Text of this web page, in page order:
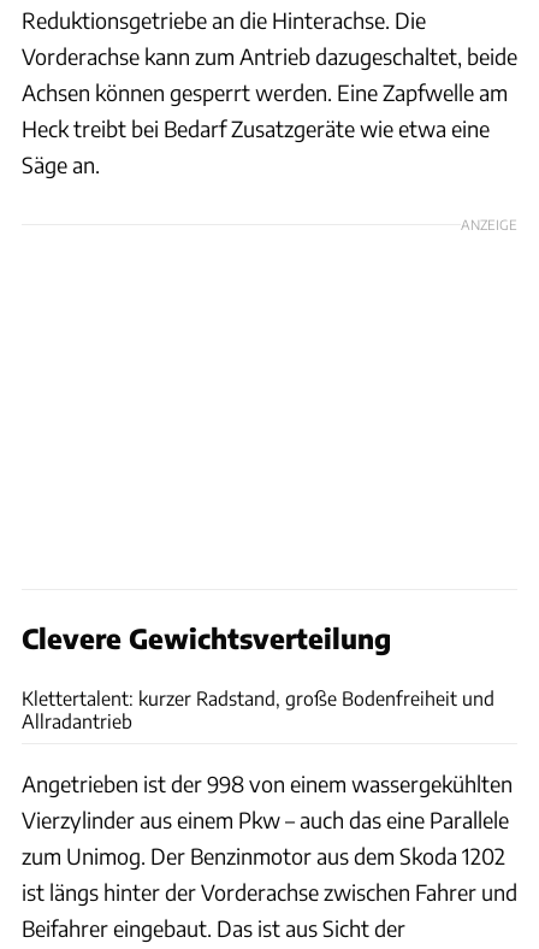
Reduktionsgetriebe an die Hinterachse. Die
Vorderachse kann zum Antrieb dazugeschaltet, beide
Achsen können gesperrt werden. Eine Zapfwelle am
Heck treibt bei Bedarf Zusatzgeräte wie etwa eine
Säge an.
ANZEIGE
Clevere Gewichtsverteilung
Klettertalent: kurzer Radstand, große Bodenfreiheit und
Allradantrieb
Angetrieben ist der 998 von einem wassergekühlten
Vierzylinder aus einem Pkw – auch das eine Parallele
zum Unimog. Der Benzinmotor aus dem Skoda 1202
ist längs hinter der Vorderachse zwischen Fahrer und
Beifahrer eingebaut. Das ist aus Sicht der